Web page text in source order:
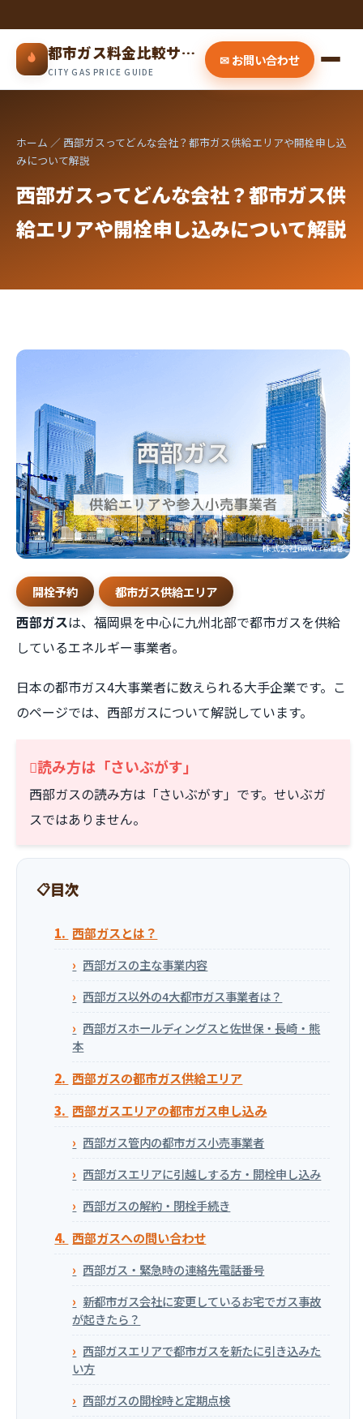
都市ガス料金比較サイト
CITY GAS PRICE GUIDE
✉ お問い合わせ
ホーム ／ 西部ガスってどんな会社？都市ガス供給エリアや開栓申し込
みについて解説
西部ガスってどんな会社？都市ガス供
給エリアや開栓申し込みについて解説
開栓予約 都市ガス供給エリア
西部ガスは、福岡県を中心に九州北部で都市ガスを供給
しているエネルギー事業者。
日本の都市ガス4大事業者に数えられる大手企業です。こ
のページでは、西部ガスについて解説しています。
読み方は「さいぶがす」
西部ガスの読み方は「さいぶがす」です。せいぶガ
スではありません。
目次
西部ガスとは？
西部ガスの主な事業内容
西部ガス以外の4大都市ガス事業者は？
西部ガスホールディングスと佐世保・長崎・熊
本
西部ガスの都市ガス供給エリア
西部ガスエリアの都市ガス申し込み
西部ガス管内の都市ガス小売事業者
西部ガスエリアに引越しする方・開栓申し込み
西部ガスの解約・閉栓手続き
西部ガスへの問い合わせ
西部ガス・緊急時の連絡先電話番号
新都市ガス会社に変更しているお宅でガス事故
が起きたら？
西部ガスエリアで都市ガスを新たに引き込みた
い方
西部ガスの開栓時と定期点検